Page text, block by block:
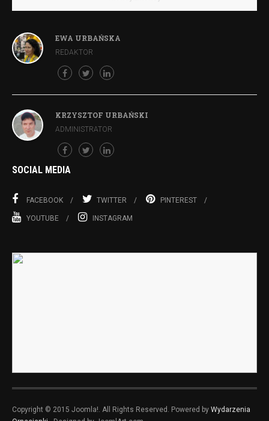
EWA URBAŃSKA
REDAKTOR
KRZYSZTOF URBAŃSKI
ADMINISTRATOR
SOCIAL MEDIA
FACEBOOK TWITTER PINTEREST
YOUTUBE INSTAGRAM
Copyright © 2015 Joomla!. All Rights Reserved. Powered by Wydarzenia